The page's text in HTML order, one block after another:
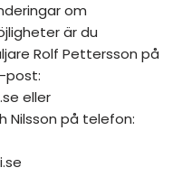
om
är du
Rolf Pettersson på
post:
eller
Nilsson på telefon: